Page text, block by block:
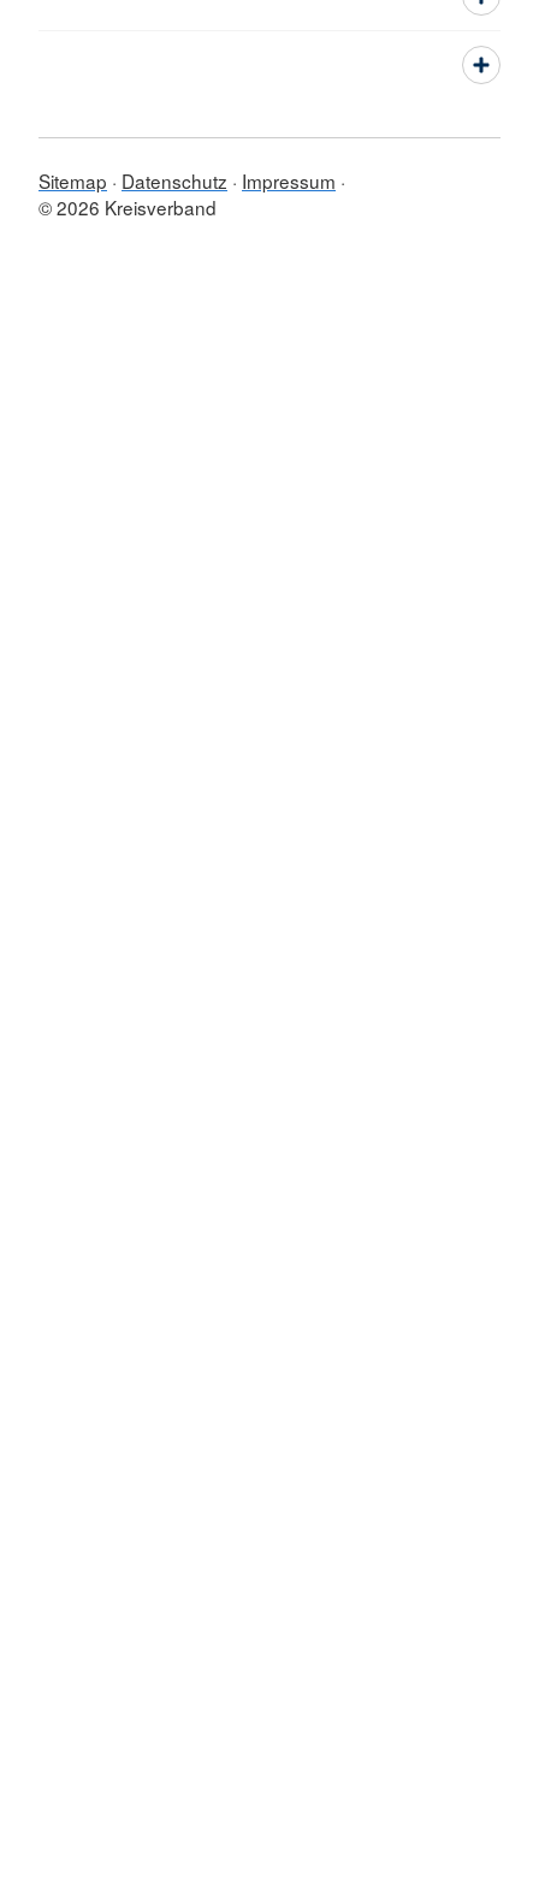
Sitemap Datenschutz
Impressum
© 2026 Kreisverband